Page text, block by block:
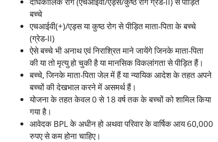
बच्चे
एचआईवी(+)/एड्स या कुष्ठ रोग से पीड़ित माता-पिता के बच्चे
(ग्रेड-II)
ऐसे बच्चे भी अनाथ एवं निराश्रित माने जायेंगे जिनके माता-पिता
की या तो मृत्यु हो चुकी है या मानसिक विकलांगता से पीड़ित हैं।
बच्चे, जिनके माता-पिता जेल में हैं या न्यायिक आदेश के तहत अपने
बच्चों की देखभाल करने में असमर्थ हैं।
योजना के तहत केवल 0 से 18 वर्ष तक के बच्चों को शामिल किया
गया है।
आवेदक BPL के अधीन हो अथवा परिवार के वार्षिक आय 60,000
रुपए से कम होना चाहिए।